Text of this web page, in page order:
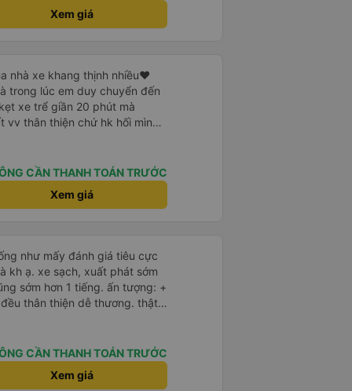
Xem giá
nhà xe khang thịnh nhiều❤️
trong lúc em duy chuyển đến
xe trể giần 20 phút mà
vv thân thiện chứ hk hối mình
xe dùng tới 3 trạm dùng chân
ở cây xăng .và 1 trạm. Dùng
ở cây xăng để xe nộp nhiên
hơn🥰
CẦN THANH TOÁN TRƯỚC
Xem giá
như mấy đánh giá tiêu cực
kh ạ. xe sạch, xuất phát sớm
sớm hơn 1 tiếng. ấn tượng: +
nhưng cá nhân mình cảm
an sương, xe dừng đúng 3 lần
CẦN THANH TOÁN TRƯỚC
Xem giá